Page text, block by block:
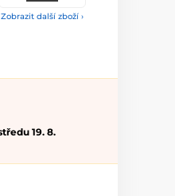
Zobrazit další zboží ›
19. 8.